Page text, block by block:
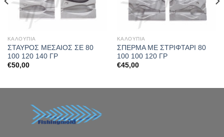
ΚΑΛΟΥΠΙΑ
ΣΤΑΥΡΟΣ ΜΕΣΑΙΟΣ ΣΕ 80
100 120 140 ΓΡ
€50,00
ΚΑΛΟΥΠΙΑ
ΣΠΕΡΜΑ ΜΕ ΣΤΡΙΦΤΑΡΙ 80
100 100 120 ΓΡ
€45,00